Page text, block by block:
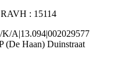
: 15114
A|13.094|002029577
(De Haan) Duinstraat